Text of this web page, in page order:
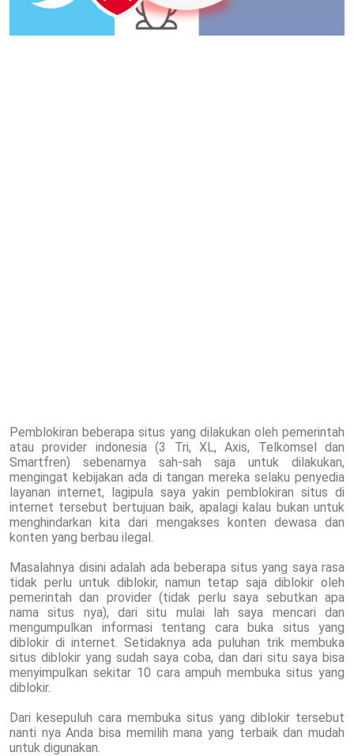
Pemblokiran beberapa situs yang dilakukan oleh pemerintah
atau provider indonesia (3 Tri, XL, Axis, Telkomsel dan
Smartfren) sebenarnya sah-sah saja untuk dilakukan,
mengingat kebijakan ada di tangan mereka selaku penyedia
layanan internet, lagipula saya yakin pemblokiran situs di
internet tersebut bertujuan baik, apalagi kalau bukan untuk
menghindarkan kita dari mengakses konten dewasa dan
konten yang berbau ilegal.
Masalahnya disini adalah ada beberapa situs yang saya rasa
tidak perlu untuk diblokir, namun tetap saja diblokir oleh
pemerintah dan provider (tidak perlu saya sebutkan apa
nama situs nya), dari situ mulai lah saya mencari dan
mengumpulkan informasi tentang cara buka situs yang
diblokir di internet. Setidaknya ada puluhan trik membuka
situs diblokir yang sudah saya coba, dan dari situ saya bisa
menyimpulkan sekitar 10 cara ampuh membuka situs yang
diblokir.
Dari kesepuluh cara membuka situs yang diblokir tersebut
nanti nya Anda bisa memilih mana yang terbaik dan mudah
untuk digunakan.